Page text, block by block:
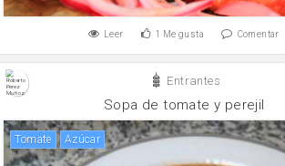
Leer 1 Me gusta Comentar
Entrantes
Sopa de tomate y perejil
tomate Azúcar